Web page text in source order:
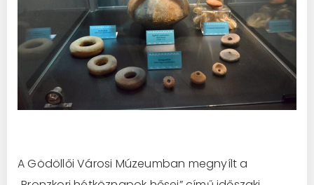
A Gödöllői Városi Múzeumban megnyílt a